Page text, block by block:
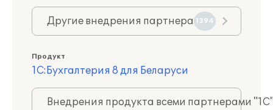
Другие внедрения партнера 1394
Продукт
1С:Бухгалтерия 8 для Беларуси
Внедрения продукта всеми партнерами